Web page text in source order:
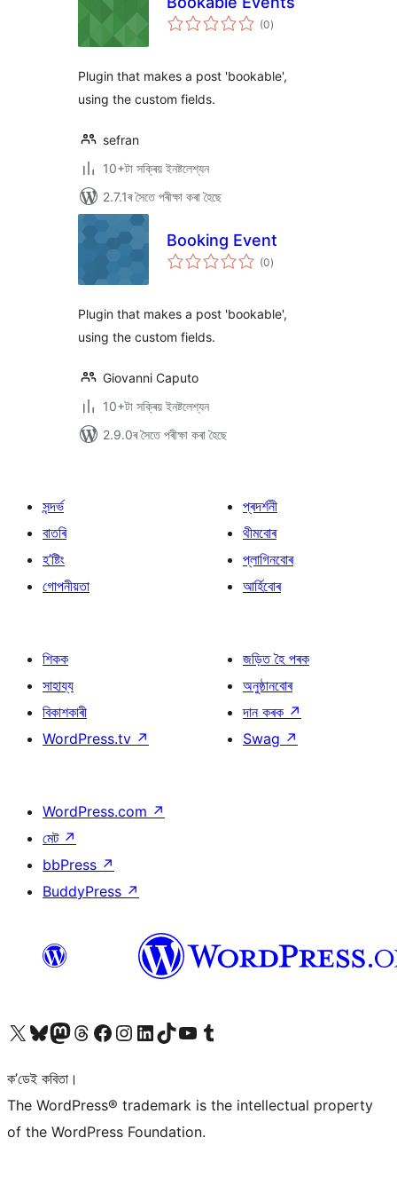
(0টা
মুঠ)
Plugin that makes a post 'bookable',
using the custom fields.
sefran
10+টা সক্ৰিয় ইনষ্টলেশ্যন
2.7.1ৰ সৈতে পৰীক্ষা কৰা হৈছে
Booking Event
(0টা
মুঠ)
Plugin that makes a post 'bookable',
using the custom fields.
Giovanni Caputo
10+টা সক্ৰিয় ইনষ্টলেশ্যন
2.9.0ৰ সৈতে পৰীক্ষা কৰা হৈছে
সন্দৰ্ভ
বাতৰি
হ’ষ্টিং
গোপনীয়তা
প্ৰদৰ্শনী
থীমবোৰ
প্লাগিনবোৰ
আৰ্হিবোৰ
শিকক
সাহায্য
বিকাশকাৰী
WordPress.tv ↗
জড়িত হৈ পৰক
অনুষ্ঠানবোৰ
দান কৰক ↗
Swag ↗
WordPress.com ↗
মেট ↗
bbPress ↗
BuddyPress ↗
আমাৰ X (আগৰ Twitter) একাউণ্টলৈ যাওকআমাৰ Bluesky একাউণ্টলৈ যাওকআমাৰ Mastodon একাউণ্টলৈ যাওকআমাৰ Threads একাউণ্টলৈ যাওকআমাৰ Facebook পৃষ্ঠালৈ যাওকআমাৰ Instagram একাউণ্টলৈ যাওকআমাৰ LinkedIn একাউণ্টলৈ যাওকআমাৰ TikTok একাউণ্টলৈ যাওকআমাৰ YouTube চেনেললৈ যাওকআমাৰ Tumblr একাউণ্টলৈ যাওক
ক’ডেই কবিতা।
The WordPress® trademark is the intellectual property
of the WordPress Foundation.